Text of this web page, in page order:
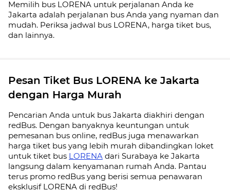
Memilih bus LORENA untuk perjalanan Anda ke
Jakarta adalah perjalanan bus Anda yang nyaman dan
mudah. Periksa jadwal bus LORENA, harga tiket bus,
dan lainnya.
Pesan Tiket Bus LORENA ke Jakarta
dengan Harga Murah
Pencarian Anda untuk bus Jakarta diakhiri dengan
redBus. Dengan banyaknya keuntungan untuk
pemesanan bus online, redBus juga menawarkan
harga tiket bus yang lebih murah dibandingkan loket
untuk tiket bus LORENA dari Surabaya ke Jakarta
langsung dalam kenyamanan rumah Anda. Pantau
terus promo redBus yang berisi semua penawaran
eksklusif LORENA di redBus!